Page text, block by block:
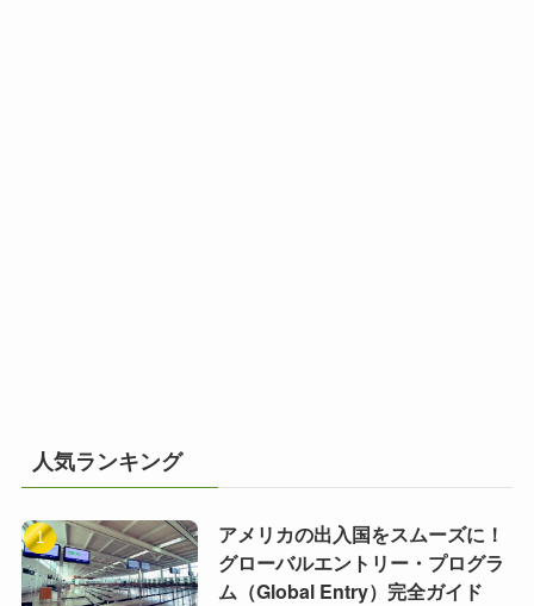
人気ランキング
アメリカの出入国をスムーズに！
グローバルエントリー・プログラ
ム（Global Entry）完全ガイド